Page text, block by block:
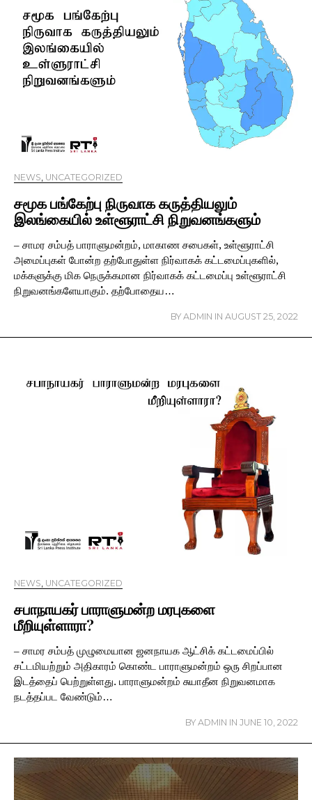
NEWS, UNCATEGORIZED
சமூக பங்கேற்பு நிருவாக கருத்தியலும்
இலங்கையில் உள்ளூராட்சி நிறுவனங்களும்
– சாமர சம்பத் பாராளுமன்றம், மாகாண சபைகள், உள்ளூராட்சி
அமைப்புகள் போன்ற தற்போதுள்ள நிர்வாகக் கட்டமைப்புகளில்,
மக்களுக்கு மிக நெருக்கமான நிர்வாகக் கட்டமைப்பு உள்ளூராட்சி
நிறுவனங்களேயாகும். தற்போதைய…
BY ADMIN IN AUGUST 25, 2022
NEWS, UNCATEGORIZED
சபாநாயகர் பாராளுமன்ற மரபுகளை
மீறியுள்ளாரா?
– சாமர சம்பத் முழுமையான ஜனநாயக ஆட்சிக் கட்டமைப்பில்
சட்டமியற்றும் அதிகாரம் கொண்ட பாராளுமன்றம் ஒரு சிறப்பான
இடத்தைப் பெற்றுள்ளது. பாராளுமன்றம் சுயாதீன நிறுவனமாக
நடத்தப்பட வேண்டும்…
BY ADMIN IN JUNE 10, 2022